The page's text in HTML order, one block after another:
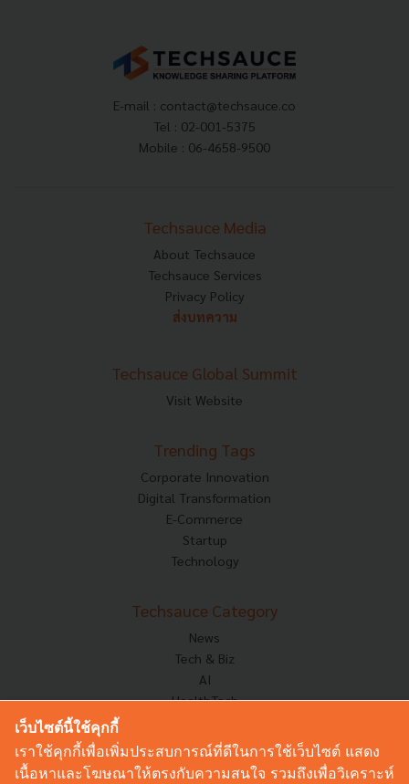
E-mail : contact@techsauce.co
Tel : 02-001-5375
Mobile : 06-4658-9500
Techsauce Media
About Techsauce
Techsauce Services
Privacy Policy
ส่งบทความ
Techsauce Global Summit
Visit Website
Trending Tags
Corporate Innovation
Digital Transformation
E-Commerce
Startup
Technology
Techsauce Category
News
Tech & Biz
AI
HealthTech
Corp Innov
Saucy Thoughts
เว็บไซต์นี้ใช้คุกกี้
เราใช้คุกกี้เพื่อเพิ่มประสบการณ์ที่ดีในการใช้เว็บไซต์ แสดง
เนื้อหาและโฆษณาให้ตรงกับความสนใจ รวมถึงเพื่อวิเคราะห์